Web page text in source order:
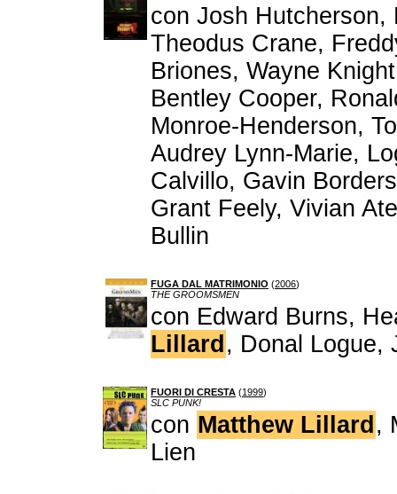
con Josh
Theodus Crane,
Briones, Wayne
Bentley Cooper,
Monroe-Henderson,
Audrey Lynn-Marie,
Calvillo, Gavin
Grant Feely, Vivian
Bullin
FUGA DAL MATRIMONIO (2006)
THE GROOMSMEN
con Edward Burns,
Lillard , Donal Logue,
FUORI DI CRESTA (1999)
SLC PUNK!
con Matthew Lillard ,
Lien